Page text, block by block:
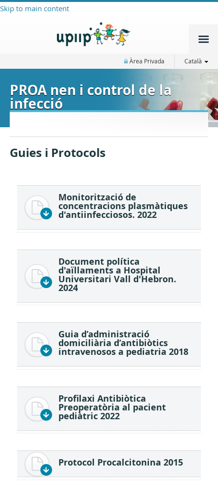
Skip to main content
Àrea Privada Català
PROA nen i control de la
infecció
Guies i Protocols
Monitorització de
concentracions plasmàtiques
d'antiinfecciosos. 2022
Document política
d'aïllaments a Hospital
Universitari Vall d'Hebron.
2024
Guia d’administració
domiciliària d’antibiòtics
intravenosos a pediatria 2018
Profilaxi Antibiòtica
Preoperatòria al pacient
pediàtric 2022
Protocol Procalcitonina 2015